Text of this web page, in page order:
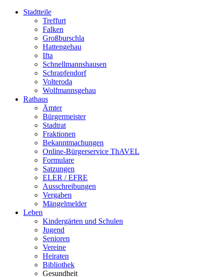
Stadtteile
Treffurt
Falken
Großburschla
Hattengehau
Ifta
Schnellmannshausen
Schrapfendorf
Volteroda
Wolfmannsgehau
Rathaus
Ämter
Bürgermeister
Stadtrat
Fraktionen
Bekanntmachungen
Online-Bürgerservice ThAVEL
Formulare
Satzungen
ELER / EFRE
Ausschreibungen
Vergaben
Mängelmelder
Leben
Kindergärten und Schulen
Jugend
Senioren
Vereine
Heiraten
Bibliothek
Gesundheit